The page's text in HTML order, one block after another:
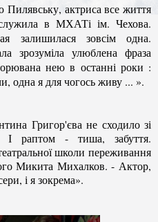
Пилявську, актриса все життя
в МХАТі ім. Чехова.
залишилася зовсім одна.
зрозуміла улюблена фраза
нею в останні роки :
одна я для чогось живу ... ».
Григор'єва не сходило зі
І раптом - тиша, забуття.
школи переживання
Микита Михалков. - Актор,
і я зокрема».